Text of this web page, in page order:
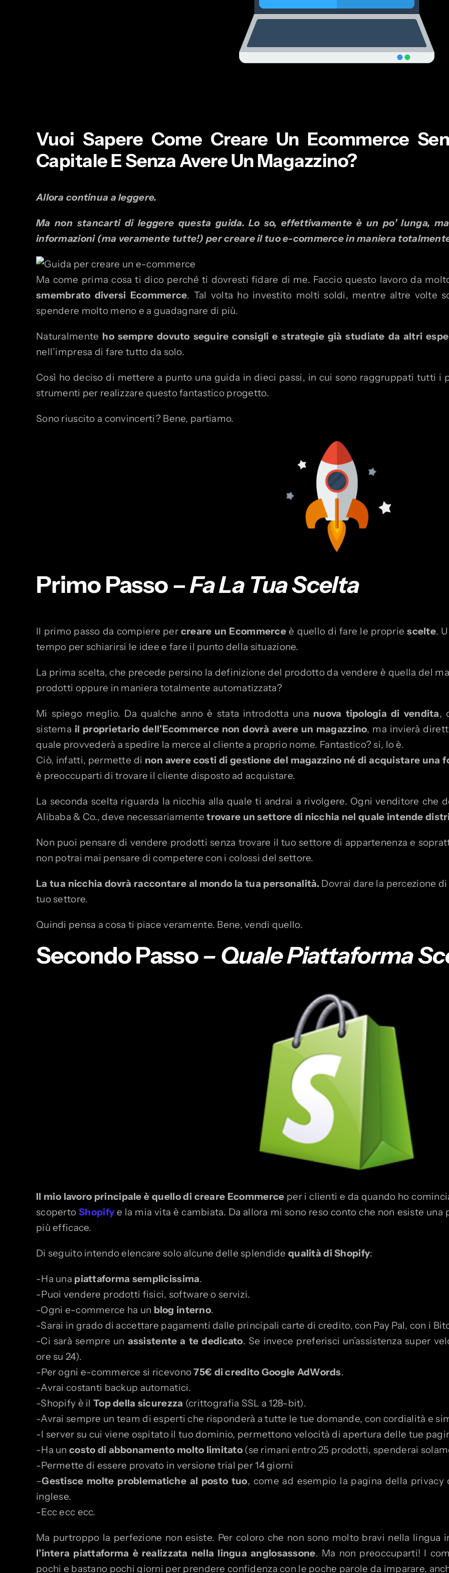
Vuoi Sapere Come Creare Un Ecommerce
Capitale E Senza Avere Un Magazzino?
Allora continua a leggere.
Ma non stancarti di leggere questa guida. Lo so, effettivamente è un po’ lunga,
informazioni (ma veramente tutte!) per creare il tuo e-commerce in maniera
Ma come prima cosa ti dico perché ti dovresti fidare di me. Faccio questo lavoro da
smembrato diversi Ecommerce. Tal volta ho investito molti soldi, mentre altre volte
spendere molto meno e a guadagnare di più.
Naturalmente ho sempre dovuto seguire consigli e strategie già studiate da altri
nell’impresa di fare tutto da solo.
Così ho deciso di mettere a punto una guida in dieci passi, in cui sono raggruppati tutti
strumenti per realizzare questo fantastico progetto.
Sono riuscito a convincerti? Bene, partiamo.
Primo Passo–Fa La Tua Scelta
Il primo passo da compiere per creare un Ecommerce è quello di fare le propriescelte.
tempo per schiarirsi le idee e fare il punto della situazione.
La prima scelta, che precede persino la definizione del prodotto da vendere è quella del
prodotti oppure in maniera totalmente automatizzata?
Mi spiego meglio. Da qualche anno è stata introdotta una nuova tipologia di vendita,
sistema il proprietario dell’Ecommerce non dovrà avere un magazzino, ma invierà
quale provvederà a spedire la merce al cliente a proprio nome. Fantastico? si, lo è.
Ciò, infatti, permette di non avere costi di gestione del magazzino né di acquistare una
è preoccuparti di trovare il cliente disposto ad acquistare.
La seconda scelta riguarda la nicchia alla quale ti andrai a rivolgere. Ogni venditore che
Alibaba & Co., deve necessariamentetrovare un settore di nicchia nel quale intende
Non puoi pensare di vendere prodotti senza trovare il tuo settore di appartenenza e
non potrai mai pensare di competere con i colossi del settore.
La tua nicchia dovrà raccontare al mondo la tua personalità.Dovrai dare la percezione
tuo settore.
Quindi pensa a cosa ti piace veramente. Bene, vendi quello.
Secondo Passo– Quale Piattaforma
Il mio lavoro principale è quello di creare Ecommerce per i clienti e da quando ho
scoperto Shopifye la mia vita è cambiata. Da allora mi sono reso conto che non esiste una
più efficace.
Di seguito intendo elencare solo alcune delle splendide qualità di Shopify:
-Ha una piattaforma semplicissima.
-Puoi vendere prodotti fisici, software o servizi.
-Ogni e-commerce ha un blog interno.
-Sarai in grado di accettare pagamenti dalle principali carte di credito, con Pay Pal, con i
-Ci sarà sempre un assistente a te dedicato. Se invece preferisci un’assistenza super
ore su 24).
-Per ogni e-commerce si ricevono75€ di credito Google AdWords.
-Avrai costanti backup automatici.
-Shopify è il Top della sicurezza (crittografia SSL a 128-bit).
-Avrai sempre un team di esperti che risponderà a tutte le tue domande, con cordialità e
-I server su cui viene ospitato il tuo dominio, permettono velocità di apertura delle tue
-Ha un costo di abbonamento molto limitato(se rimani entro 25 prodotti, spenderai
-Permette di essere provato in versione trial per 14 giorni
–Gestisce molte problematiche al posto tuo, come ad esempio la pagina della
inglese.
-Ecc ecc ecc.
Ma purtroppo la perfezione non esiste. Per coloro che non sono molto bravi nella lingua
l’intera piattaforma è realizzata nella lingua anglosassone. Ma non preoccuparti! I
pochi e bastano pochi giorni per prendere confidenza con le poche parole da imparare,